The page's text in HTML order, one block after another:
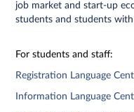
job market and start-up
students and students
For students and staff:
Registration Language
Information Language